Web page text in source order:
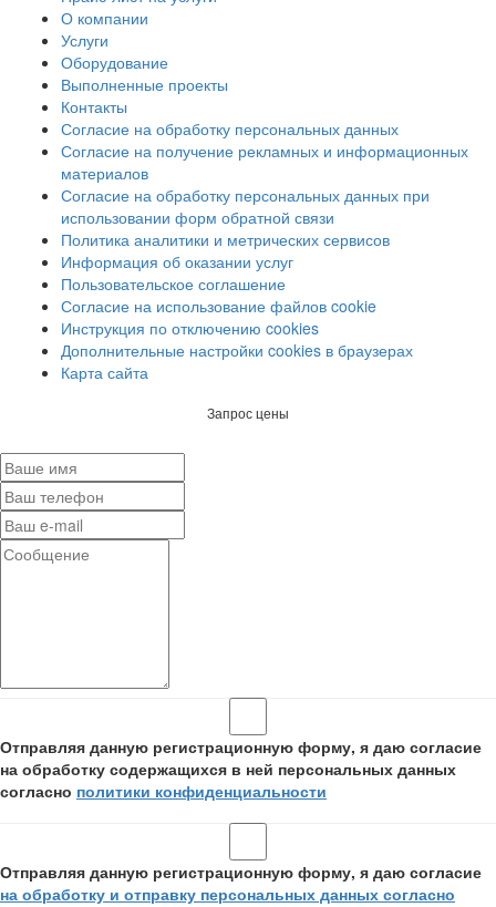
О компании
Услуги
Оборудование
Выполненные проекты
Контакты
Согласие на обработку персональных данных
Согласие на получение рекламных и информационных
материалов
Согласие на обработку персональных данных при
использовании форм обратной связи
Политика аналитики и метрических сервисов
Информация об оказании услуг
Пользовательское соглашение
Согласие на использование файлов cookie
Инструкция по отключению cookies
Дополнительные настройки cookies в браузерах
Карта сайта
Запрос цены
Отправляя данную регистрационную форму, я даю согласие
на обработку содержащихся в ней персональных данных
согласно политики конфиденциальности
Отправляя данную регистрационную форму, я даю согласие
на обработку и отправку персональных данных согласно